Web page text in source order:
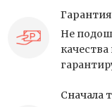
Не
Сначала